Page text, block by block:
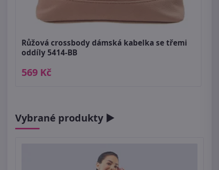
Růžová crossbody dámská kabelka se třemi
oddíly 5414-BB
569 Kč
Vybrané produkty ►